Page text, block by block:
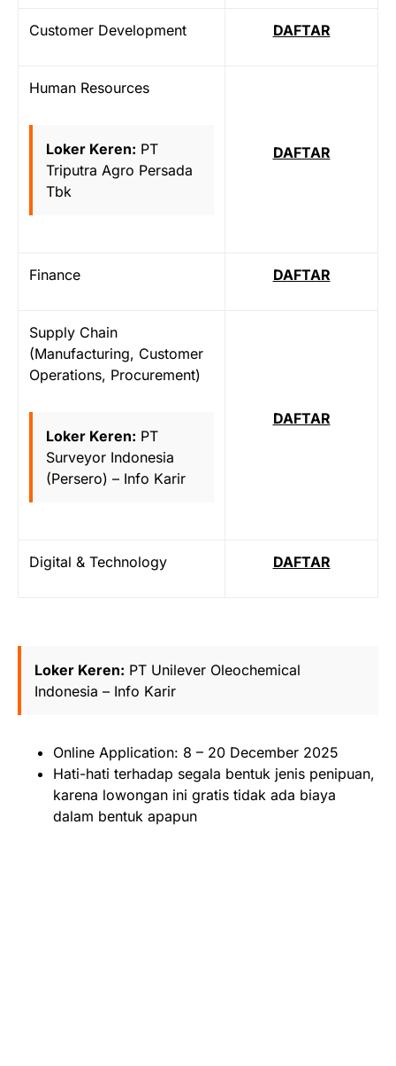
Customer Development DAFTAR
Human Resources
Loker Keren: PT
Triputra Agro Persada
Tbk
DAFTAR
Finance DAFTAR
Supply Chain
(Manufacturing, Customer
Operations, Procurement)
Loker Keren: PT
Surveyor Indonesia
(Persero) – Info Karir
DAFTAR
Digital & Technology DAFTAR
Loker Keren: PT Unilever Oleochemical
Indonesia – Info Karir
Online Application: 8 – 20 December 2025
Hati-hati terhadap segala bentuk jenis penipuan,
karena lowongan ini gratis tidak ada biaya
dalam bentuk apapun